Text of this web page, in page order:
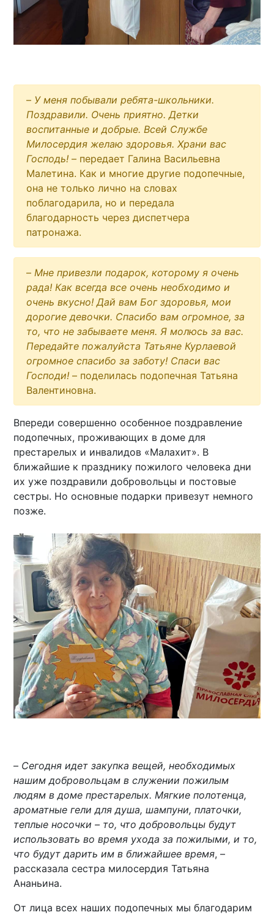
– У меня побывали ребята-школьники.
Поздравили. Очень приятно. Детки
воспитанные и добрые. Всей Службе
Милосердия желаю здоровья. Храни вас
Господь! – передает Галина Васильевна
Малетина. Как и многие другие подопечные,
она не только лично на словах
поблагодарила, но и передала
благодарность через диспетчера
патронажа.
– Мне привезли подарок, которому я очень
рада! Как всегда все очень необходимо и
очень вкусно! Дай вам Бог здоровья, мои
дорогие девочки. Спасибо вам огромное, за
то, что не забываете меня. Я молюсь за вас.
Передайте пожалуйста Татьяне Курлаевой
огромное спасибо за заботу! Спаси вас
Господи! – поделилась подопечная Татьяна
Валентиновна.
Впереди совершенно особенное поздравление
подопечных, проживающих в доме для
престарелых и инвалидов «Малахит». В
ближайшие к празднику пожилого человека дни
их уже поздравили добровольцы и постовые
сестры. Но основные подарки привезут немного
позже.
– Сегодня идет закупка вещей, необходимых
нашим добровольцам в служении пожилым
людям в доме престарелых. Мягкие полотенца,
ароматные гели для душа, шампуни, платочки,
теплые носочки – то, что добровольцы будут
использовать во время ухода за пожилыми, и то,
что будут дарить им в ближайшее время, –
рассказала сестра милосердия Татьяна
Ананьина.
От лица всех наших подопечных мы благодарим